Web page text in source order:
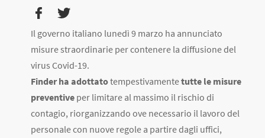
Il governo italiano lunedì 9 marzo ha annunciato
misure straordinarie per contenere la diffusione del
virus Covid-19.
Finder ha adottatotempestivamentetutte le misure
preventive per limitare al massimo il rischio di
contagio, riorganizzando ove necessario il lavoro del
personale con nuove regole a partire dagli uffici,